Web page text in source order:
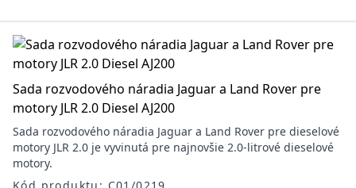
Sada rozvodového náradia Jaguar a Land Rover pre
motory JLR 2.0 Diesel AJ200
Sada rozvodového náradia Jaguar a Land Rover pre dieselové
motory JLR 2.0 je vyvinutá pre najnovšie 2.0-litrové dieselové
motory.